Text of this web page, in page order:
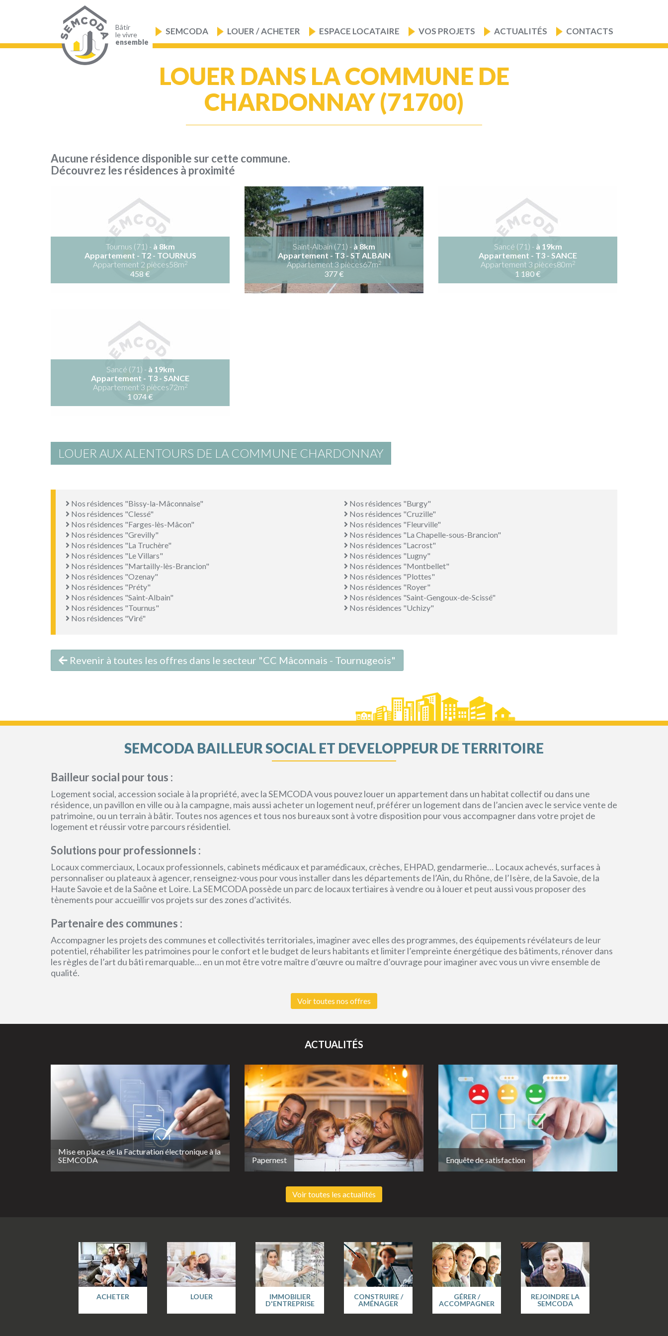
Bâtir
le vivre
ensemble
principale
SEMCODA LOUER / ACHETER ESPACE LOCATAIRE VOS PROJETS ACTUALITÉS CONTACTS
LOUER DANS LA COMMUNE DE
CHARDONNAY (71700)
Aucune résidence disponible sur cette commune.
Découvrez les résidences à proximité
Tournus (71) - à 8km
Appartement - T2 - TOURNUS
Appartement 2 pièces58m2
458 €
Saint-Albain (71) - à 8km
Appartement - T3 - ST ALBAIN
Appartement 3 pièces67m2
377 €
Sancé (71) - à 19km
Appartement - T3 - SANCE
Appartement 3 pièces80m2
1 180 €
Sancé (71) - à 19km
Appartement - T3 - SANCE
Appartement 3 pièces72m2
1 074 €
LOUER AUX ALENTOURS DE LA COMMUNE CHARDONNAY
Nos résidences "Bissy-la-Mâconnaise"
Nos résidences "Burgy"
Nos résidences "Clessé"
Nos résidences "Cruzille"
Nos résidences "Farges-lès-Mâcon"
Nos résidences "Fleurville"
Nos résidences "Grevilly"
Nos résidences "La Chapelle-sous-Brancion"
Nos résidences "La Truchère"
Nos résidences "Lacrost"
Nos résidences "Le Villars"
Nos résidences "Lugny"
Nos résidences "Martailly-lès-Brancion"
Nos résidences "Montbellet"
Nos résidences "Ozenay"
Nos résidences "Plottes"
Nos résidences "Préty"
Nos résidences "Royer"
Nos résidences "Saint-Albain"
Nos résidences "Saint-Gengoux-de-Scissé"
Nos résidences "Tournus"
Nos résidences "Uchizy"
Nos résidences "Viré"
Revenir à toutes les offres dans le secteur "CC Mâconnais - Tournugeois"
SEMCODA BAILLEUR SOCIAL ET DEVELOPPEUR DE TERRITOIRE
Bailleur social pour tous :
Logement social, accession sociale à la propriété, avec la SEMCODA vous pouvez louer un appartement dans un habitat collectif ou dans une
résidence, un pavillon en ville ou à la campagne, mais aussi acheter un logement neuf, préférer un logement dans de l’ancien avec le service vente de
patrimoine, ou un terrain à bâtir. Toutes nos agences et tous nos bureaux sont à votre disposition pour vous accompagner dans votre projet de
logement et réussir votre parcours résidentiel.
Solutions pour professionnels :
Locaux commerciaux, Locaux professionnels, cabinets médicaux et paramédicaux, crèches, EHPAD, gendarmerie… Locaux achevés, surfaces à
personnaliser ou plateaux à agencer, renseignez-vous pour vous installer dans les départements de l’Ain, du Rhône, de l’Isère, de la Savoie, de la
Haute Savoie et de la Saône et Loire. La SEMCODA possède un parc de locaux tertiaires à vendre ou à louer et peut aussi vous proposer des
tènements pour accueillir vos projets sur des zones d’activités.
Partenaire des communes :
Accompagner les projets des communes et collectivités territoriales, imaginer avec elles des programmes, des équipements révélateurs de leur
potentiel, réhabiliter les patrimoines pour le confort et le budget de leurs habitants et limiter l’empreinte énergétique des bâtiments, rénover dans
les règles de l’art du bâti remarquable… en un mot être votre maître d’œuvre ou maître d’ouvrage pour imaginer avec vous un vivre ensemble de
qualité.
Voir toutes nos offres
ACTUALITÉS
Mise en place de la Facturation électronique à la
SEMCODA
Papernest Enquête de satisfaction
Voir toutes les actualités
ACHETER LOUER
IMMOBILIER
D'ENTREPRISE
CONSTRUIRE /
AMÉNAGER
GÉRER /
ACCOMPAGNER
REJOINDRE LA
SEMCODA